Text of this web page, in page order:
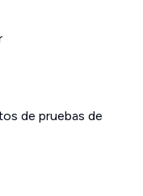
de pruebas de